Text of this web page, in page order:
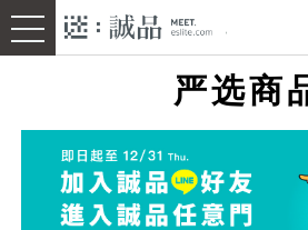
严选商